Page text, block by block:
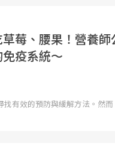
莓、腰果！營養
疫系統～
有效的預防與緩解方法。然